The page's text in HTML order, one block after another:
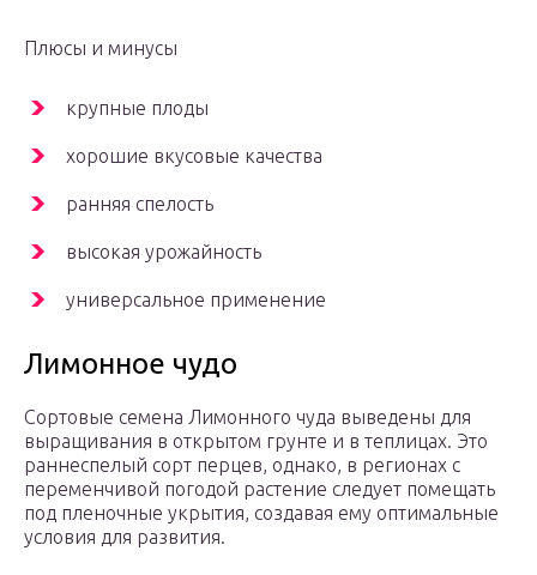
Плюсы и минусы
крупные плоды
хорошие вкусовые качества
ранняя спелость
высокая урожайность
универсальное применение
Лимонное чудо
Сортовые семена Лимонного чуда выведены для
выращивания в открытом грунте и в теплицах. Это
раннеспелый сорт перцев, однако, в регионах с
переменчивой погодой растение следует помещать
под пленочные укрытия, создавая ему оптимальные
условия для развития.